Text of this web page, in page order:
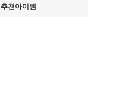
추천아이템